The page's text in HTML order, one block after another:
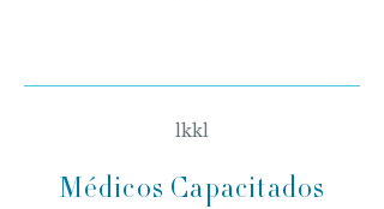
lkkl
Médicos Capacitados